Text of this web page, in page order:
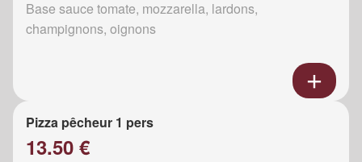
Base sauce tomate, mozzarella, lardons,
champignons, oignons
Pizza pêcheur 1 pers
13.50 €